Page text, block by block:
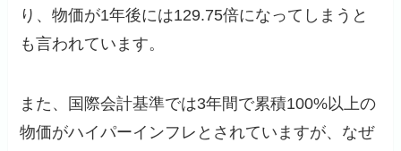
り、物価が1年後には129.75倍になってしまうと
も言われています。
また、国際会計基準では3年間で累積100%以上の
物価がハイパーインフレとされていますが、なぜ